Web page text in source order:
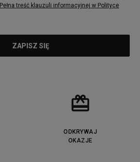
Pełna treść klauzuli informacyjnej w Polityce
ODKRYWAJ
OKAZJE